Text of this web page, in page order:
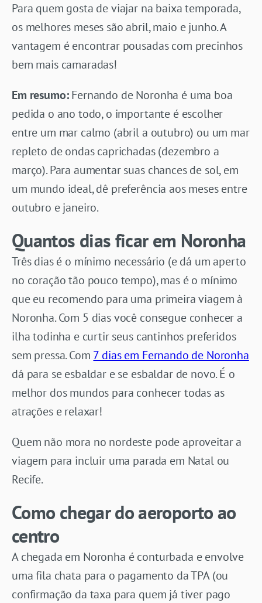
Para quem gosta de viajar na baixa temporada,
os melhores meses são abril, maio e junho. A
vantagem é encontrar pousadas com precinhos
bem mais camaradas!
Em resumo:Fernando de Noronha é uma boa
pedida o ano todo, o importante é escolher
entre um mar calmo (abril a outubro) ou um mar
repleto de ondas caprichadas (dezembro a
março). Para aumentar suas chances de sol, em
um mundo ideal, dê preferência aos meses entre
outubro e janeiro.
Quantos dias ficar em Noronha
Três dias é o mínimo necessário (e dá um aperto
no coração tão pouco tempo), mas é o mínimo
que eu recomendo para uma primeira viagem à
Noronha. Com 5 dias você consegue conhecer a
ilha todinha e curtir seus cantinhos preferidos
sem pressa. Com 7 dias em Fernando de Noronha
dá para se esbaldar e se esbaldar de novo. É o
melhor dos mundos para conhecer todas as
atrações e relaxar!
Quem não mora no nordeste pode aproveitar a
viagem para incluir uma parada em Natal ou
Recife.
Como chegar do aeroporto ao
centro
A chegada em Noronha é conturbada e envolve
uma fila chata para o pagamento da TPA (ou
confirmação da taxa para quem já tiver pago